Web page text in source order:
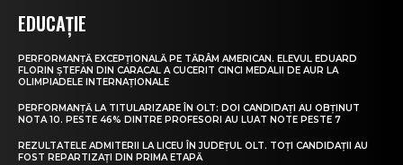
EDUCAȚIE
PERFORMANȚĂ EXCEPȚIONALĂ PE TĂRÂM AMERICAN. ELEVUL EDUARD
FLORIN ȘTEFAN DIN CARACAL A CUCERIT CINCI MEDALII DE AUR LA
OLIMPIADELE INTERNAȚIONALE
PERFORMANȚĂ LA TITULARIZARE ÎN OLT: DOI CANDIDAȚI AU OBȚINUT
NOTA 10. PESTE 46% DINTRE PROFESORI AU LUAT NOTE PESTE 7
REZULTATELE ADMITERII LA LICEU ÎN JUDEȚUL OLT. TOȚI CANDIDAȚII AU
FOST REPARTIZAȚI DIN PRIMA ETAPĂ